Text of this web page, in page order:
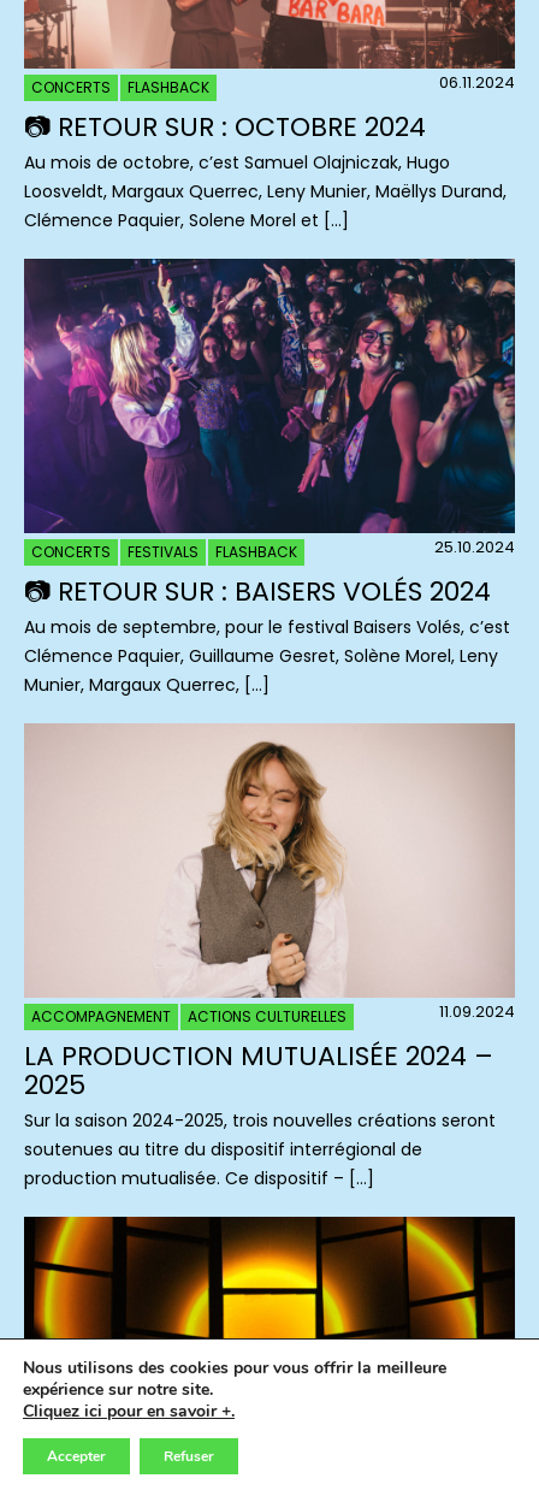
CONCERTS FLASHBACK 06.11.2024
📷 RETOUR SUR : OCTOBRE 2024
Au mois de octobre, c’est Samuel Olajniczak, Hugo
Loosveldt, Margaux Querrec, Leny Munier, Maëllys Durand,
Clémence Paquier, Solene Morel et […]
CONCERTS FESTIVALS FLASHBACK 25.10.2024
📷 RETOUR SUR : BAISERS VOLÉS 2024
Au mois de septembre, pour le festival Baisers Volés, c’est
Clémence Paquier, Guillaume Gesret, Solène Morel, Leny
Munier, Margaux Querrec, […]
ACCOMPAGNEMENT ACTIONS CULTURELLES 11.09.2024
LA PRODUCTION MUTUALISÉE 2024 –
2025
Sur la saison 2024-2025, trois nouvelles créations seront
soutenues au titre du dispositif interrégional de
production mutualisée. Ce dispositif – […]
Nous utilisons des cookies pour vous offrir la meilleure
expérience sur notre site.
Cliquez ici pour en savoir +.
Accepter Refuser